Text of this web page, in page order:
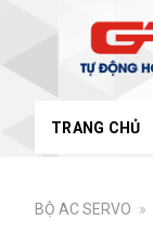
content
TRANG CHỦ
BỘ AC SERVO »